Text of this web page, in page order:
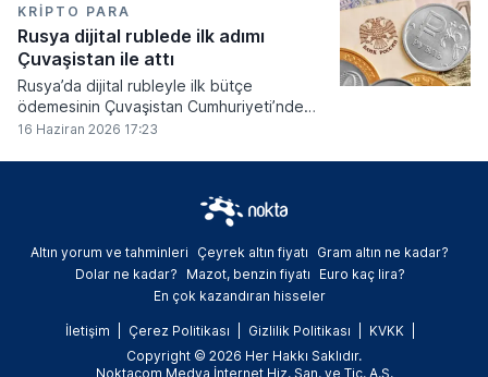
KRIPTO PARA
Rusya dijital rublede ilk adımı
Çuvaşistan ile attı
Rusya’da dijital rubleyle ilk bütçe
ödemesinin Çuvaşistan Cumhuriyeti’nde
gerçekleştirildiği bildirildi.
16 Haziran 2026 17:23
Altın yorum ve tahminleri Çeyrek altın fiyatı
Gram altın ne kadar?
Dolar ne kadar?
Mazot, benzin fiyatı
Euro kaç lira?
En çok kazandıran hisseler
İletişim Çerez Politikası Gizlilik Politikası
KVKK
Copyright © 2026 Her Hakkı Saklıdır.
Noktacom Medya İnternet Hiz. San. ve Tic. A.Ş.